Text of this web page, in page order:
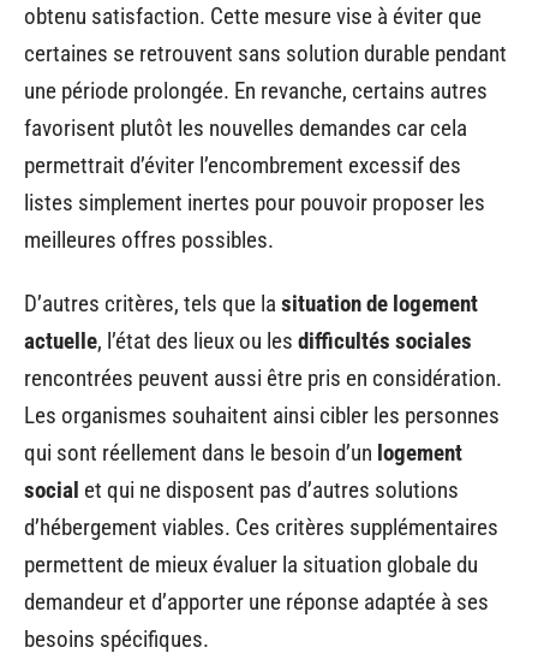
obtenu satisfaction. Cette mesure vise à éviter que
certaines se retrouvent sans solution durable pendant
une période prolongée. En revanche, certains autres
favorisent plutôt les nouvelles demandes car cela
permettrait d’éviter l’encombrement excessif des
listes simplement inertes pour pouvoir proposer les
meilleures offres possibles.
D’autres critères, tels que la situation de logement
actuelle, l’état des lieux ou les difficultés sociales
rencontrées peuvent aussi être pris en considération.
Les organismes souhaitent ainsi cibler les personnes
qui sont réellement dans le besoin d’un logement
social et qui ne disposent pas d’autres solutions
d’hébergement viables. Ces critères supplémentaires
permettent de mieux évaluer la situation globale du
demandeur et d’apporter une réponse adaptée à ses
besoins spécifiques.